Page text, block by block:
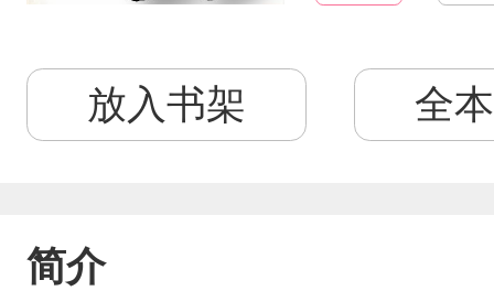
放入书架 全
简介